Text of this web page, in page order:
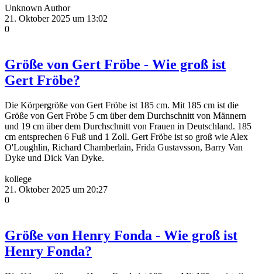
Unknown Author
21. Oktober 2025 um 13:02
0
Größe von Gert Fröbe - Wie groß ist
Gert Fröbe?
Die Körpergröße von Gert Fröbe ist 185 cm. Mit 185 cm ist die
Größe von Gert Fröbe 5 cm über dem Durchschnitt von Männern
und 19 cm über dem Durchschnitt von Frauen in Deutschland. 185
cm entsprechen 6 Fuß und 1 Zoll. Gert Fröbe ist so groß wie Alex
O'Loughlin, Richard Chamberlain, Frida Gustavsson, Barry Van
Dyke und Dick Van Dyke.
kollege
21. Oktober 2025 um 20:27
0
Größe von Henry Fonda - Wie groß ist
Henry Fonda?